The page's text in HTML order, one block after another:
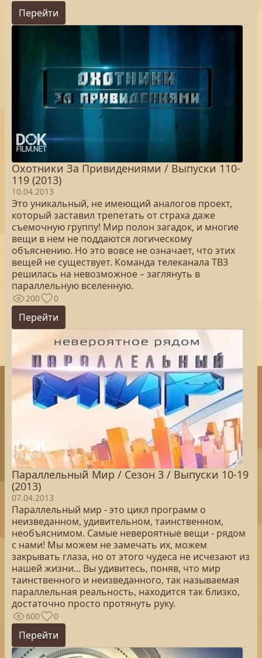
Перейти
Охотники За Привидениями / Выпуски 110-
119 (2013)
10.04.2013
Это уникальный, не имеющий аналогов проект,
который заставил трепетать от страха даже
съемочную группу! Мир полон загадок, и многие
вещи в нем не поддаются логическому
объяснению. Но это вовсе не означает, что этих
вещей не существует. Команда телеканала ТВ3
решилась на невозможное – заглянуть в
параллельную вселенную.
200 0
Перейти
Параллельный Мир / Сезон 3 / Выпуски 10-19
(2013)
07.04.2013
Параллельный мир - это цикл программ о
неизведанном, удивительном, таинственном,
необъяснимом. Самые невероятные вещи - рядом
с нами! Мы можем не замечать их, можем
закрывать глаза, но от этого чудеса не исчезают из
нашей жизни... Вы удивитесь, поняв, что мир
таинственного и неизведанного, так называемая
параллельная реальность, находится так близко,
достаточно просто протянуть руку.
600 0
Перейти